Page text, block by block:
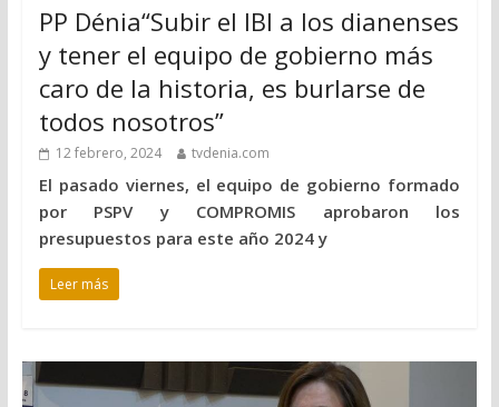
PP Dénia“Subir el IBI a los dianenses
y tener el equipo de gobierno más
caro de la historia, es burlarse de
todos nosotros”
12 febrero, 2024 tvdenia.com
El pasado viernes, el equipo de gobierno formado
por PSPV y COMPROMIS aprobaron los
presupuestos para este año 2024 y
Leer más